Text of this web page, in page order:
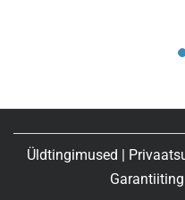
Üldtingimused